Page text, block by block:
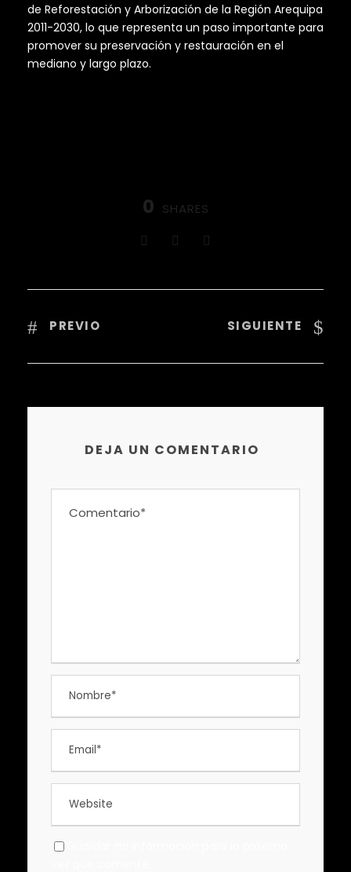
de Reforestación y Arborización de la Región Arequipa
2011-2030, lo que representa un paso importante para
promover su preservación y restauración en el
mediano y largo plazo.
0 SHARES
PREVIO SIGUIENTE
DEJA UN COMENTARIO